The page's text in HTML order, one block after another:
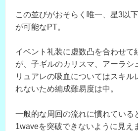
この並びがおそらく唯一、星3以
が可能なPT。
イベント礼装に虚数凸を合わせて
が、子ギルのカリスマ、アーラシ
リュアレの吸血についてはスキル
れないため編成難易度は中。
一般的な周回の流れに慣れている
1waveを突破できないように見え